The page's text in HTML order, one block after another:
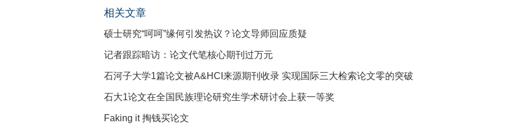
相关文章
硕士研究“呵呵”缘何引发热议？论文导师回应质疑
记者跟踪暗访：论文代笔核心期刊过万元
石河子大学1篇论文被A&HCI来源期刊收录 实现国际三大检索论文零的突破
石大1论文在全国民族理论研究生学术研讨会上获一等奖
Faking it 掏钱买论文